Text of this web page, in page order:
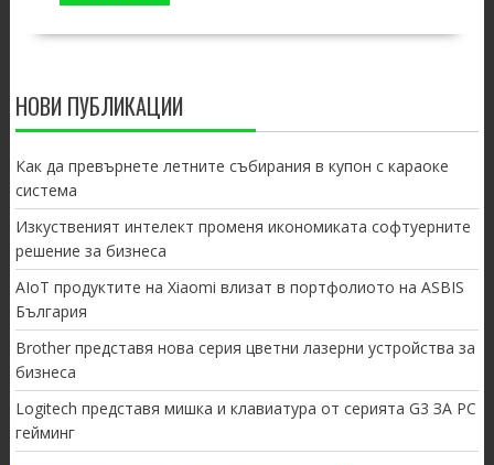
НОВИ ПУБЛИКАЦИИ
Как да превърнете летните събирания в купон с караоке
система
Изкуственият интелект променя икономиката софтуерните
решение за бизнеса
AIoT продуктите на Xiaomi влизат в портфолиото на ASBIS
България
Brother представя нова серия цветни лазерни устройства за
бизнеса
Logitech представя мишка и клавиатура от серията G3 ЗА PC
гейминг